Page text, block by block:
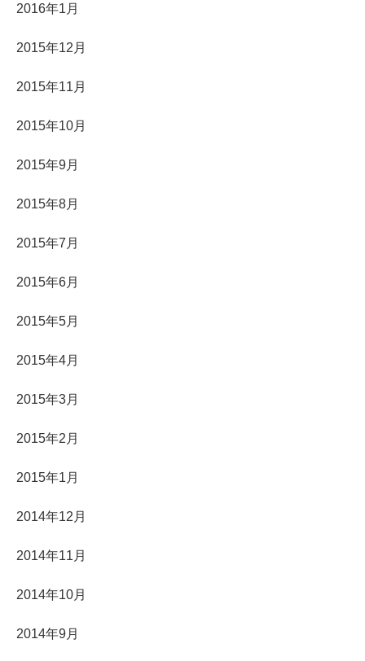
2016年1月
2015年12月
2015年11月
2015年10月
2015年9月
2015年8月
2015年7月
2015年6月
2015年5月
2015年4月
2015年3月
2015年2月
2015年1月
2014年12月
2014年11月
2014年10月
2014年9月